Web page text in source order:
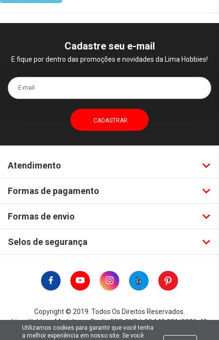
Cadastre seu e-mail
E fique por dentro das promoções e novidades da Lima Hobbies!
E-mail
Atendimento
Formas de pagamento
Formas de envio
Selos de segurança
Copyright © 2019. Todos Os Direitos Reservados.
Lima Hobbies Modelismo Eireli - EPP CNPJ: 00.149.281/0001-49
Utilizamos cookies para garantir que você tenha
a melhor experiência em nosso site. Se você